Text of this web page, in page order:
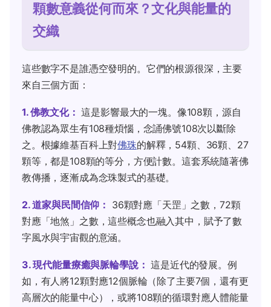
顆數意義從何而來？文化與能量的
交織
這些數字不是誰憑空發明的。它們的根源很深，主要
來自三個方面：
1. 佛教文化： 這是影響最大的一塊。像108顆，源自
佛教認為眾生有108種煩惱，念誦佛號108次以斷除
之。根據維基百科上對佛珠的解釋，54顆、36顆、27
顆等，都是108顆的等分，方便計數。這套系統隨著佛
教傳播，逐漸成為念珠製式的基礎。
2. 道家與民間信仰： 36顆對應「天罡」之數，72顆
對應「地煞」之數，這些概念也融入其中，賦予了數
字風水與宇宙觀的意涵。
3. 現代能量療癒與脈輪學說： 這是近代的發展。例
如，有人將12顆對應12個脈輪（除了主要7個，還有更
高層次的能量中心），或將108顆的循環對應人體能量